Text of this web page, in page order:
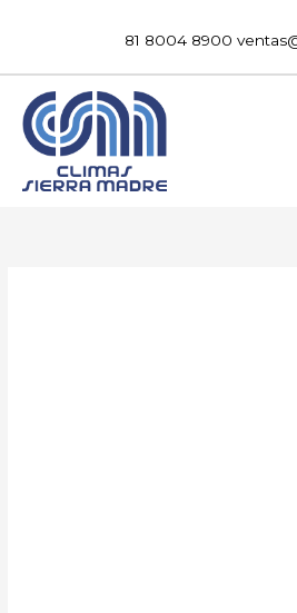
81 8004 8900